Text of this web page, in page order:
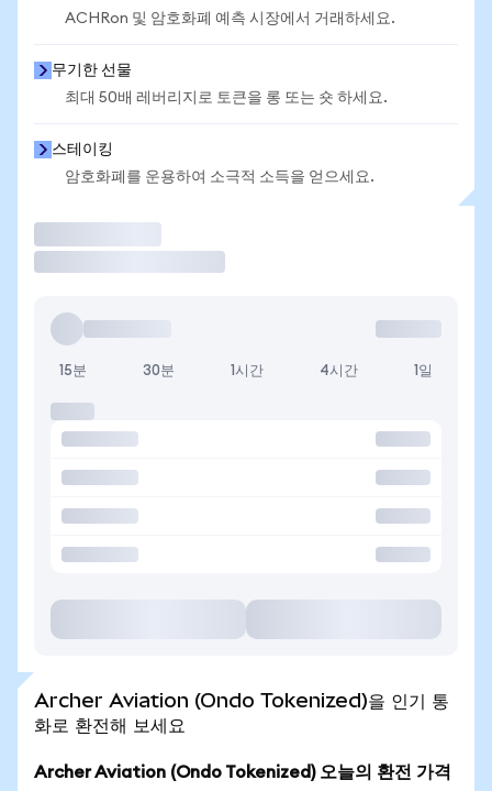
ACHRon 및 암호화폐 예측 시장에서 거래하세요.
무기한 선물
최대 50배 레버리지로 토큰을 롱 또는 숏 하세요.
스테이킹
암호화폐를 운용하여 소극적 소득을 얻으세요.
15분 30분 1시간 4시간 1일
Archer Aviation (Ondo Tokenized)을 인기 통
화로 환전해 보세요
Archer Aviation (Ondo Tokenized) 오늘의 환전 가격